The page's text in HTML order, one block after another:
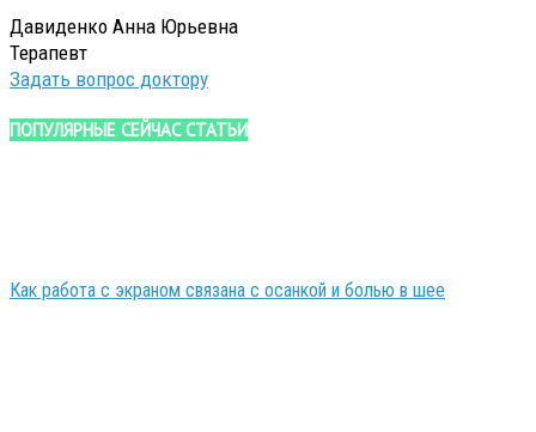
Давиденко Анна Юрьевна
Терапевт
Задать вопрос доктору
ПОПУЛЯРНЫЕ СЕЙЧАС СТАТЬИ
Как работа с экраном связана с осанкой и болью в шее